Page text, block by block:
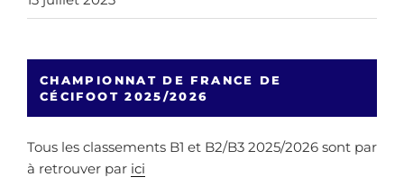
CHAMPIONNAT DE FRANCE DE
CÉCIFOOT 2025/2026
Tous les classements B1 et B2/B3 2025/2026 sont par
à retrouver par ici